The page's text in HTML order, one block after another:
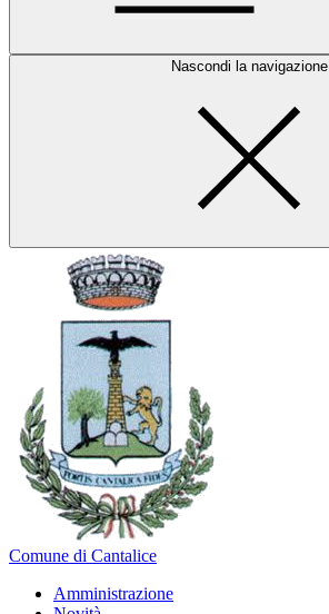
Nascondi la navigazione
Comune di Cantalice
Amministrazione